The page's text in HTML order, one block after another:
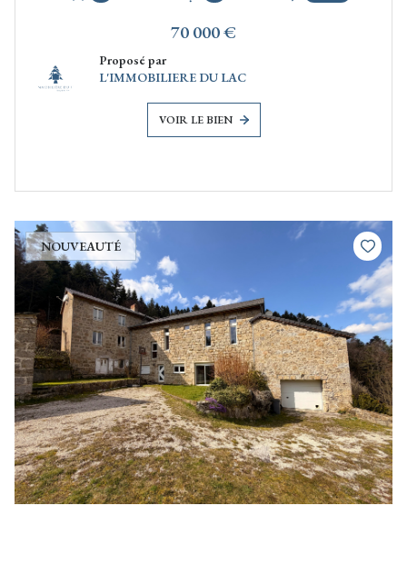
70 000 €
Proposé par
L'IMMOBILIERE DU LAC
VOIR LE BIEN
NOUVEAUTÉ